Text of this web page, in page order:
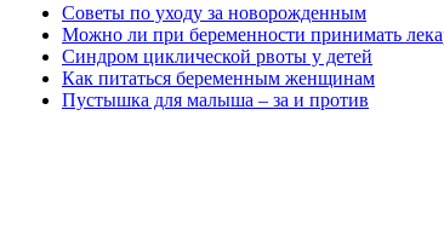
Советы по уходу за новорожденным
Можно ли при беременности принимать
Синдром циклической рвоты у детей
Как питаться беременным женщинам
Пустышка для малыша – за и против